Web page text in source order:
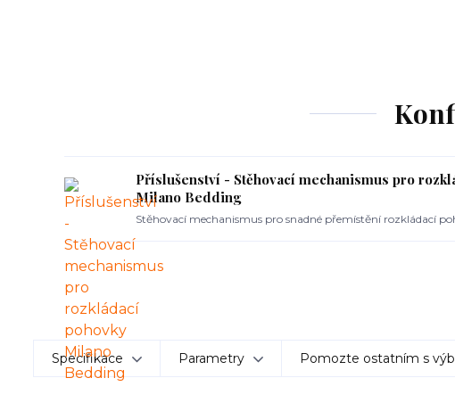
Příslušenství - Stěhovací mechanismus pro
Milano Bedding
Stěhovací mechanismus pro snadné přemístění rozkládací
Specifikace Parametry Pomozte ostatním s